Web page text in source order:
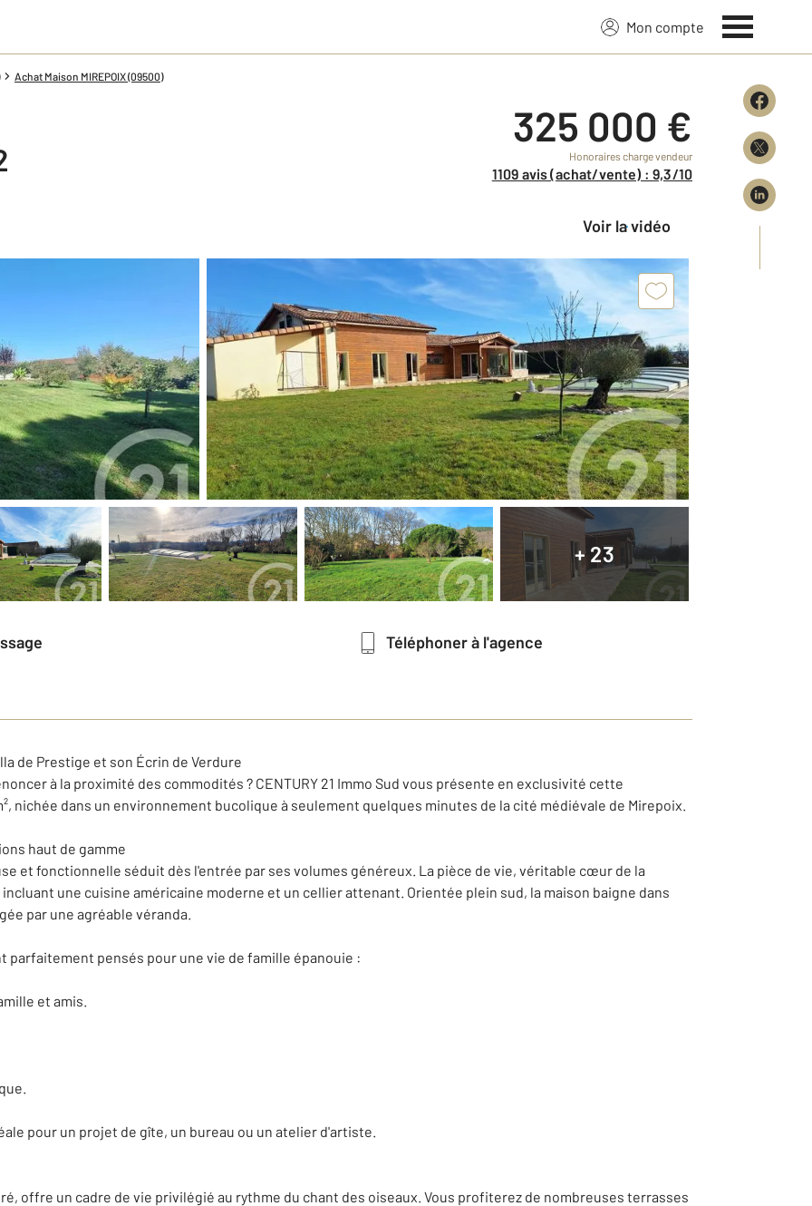
Mon compte
Achat Maison MIREPOIX (09500)
325 000 €
Honoraires charge vendeur
1109 avis (achat/vente) : 9,3/10
Voir la vidéo
+ 23
Téléphoner à l'agence
de Prestige et son Écrin de Verdure
à la proximité des commodités ? CENTURY 21 Immo Sud vous présente en exclusivité cette
nichée dans un environnement bucolique à seulement quelques minutes de la cité médiévale de Mirepoix.
haut de gamme
et fonctionnelle séduit dès l'entrée par ses volumes généreux. La pièce de vie, véritable cœur de la
incluant une cuisine américaine moderne et un cellier attenant. Orientée plein sud, la maison baigne dans
par une agréable véranda.
parfaitement pensés pour une vie de famille épanouie :
et amis.
pour un projet de gîte, un bureau ou un atelier d'artiste.
offre un cadre de vie privilégié au rythme du chant des oiseaux. Vous profiterez de nombreuses terrasses